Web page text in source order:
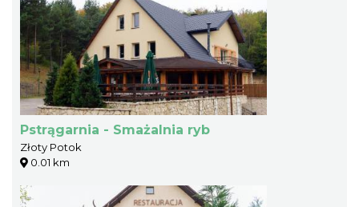
Pstrągarnia - Smażalnia ryb
Złoty Potok
0.01 km